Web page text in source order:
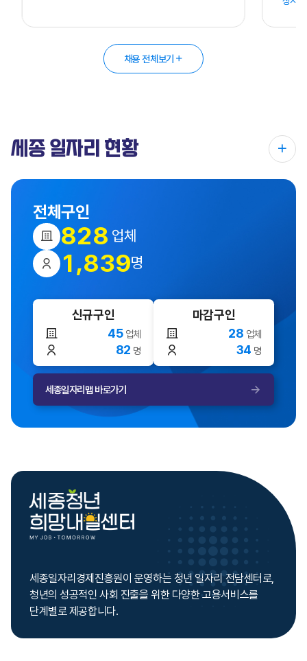
채용 전체보기
세종 일자리 현황
전체구인
828 업체
1,839명
신규구인
45 업체
82 명
마감구인
28 업체
34 명
세종일자리맵 바로가기
세종일자리경제진흥원이 운영하는 청년 일자리 전담센터로,
청년의 성공적인 사회 진출을 위한 다양한 고용서비스를
단계별로 제공합니다.